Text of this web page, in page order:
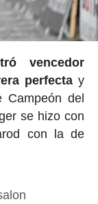
vencedor
perfecta y
Campeón del
se hizo con
con la de